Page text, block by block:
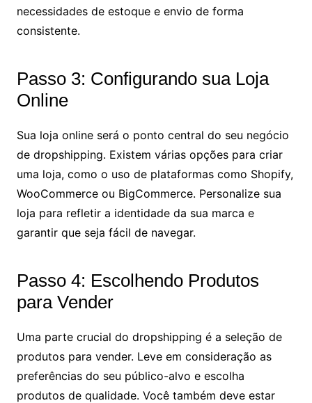
necessidades de estoque e envio de forma
consistente.
Passo 3: Configurando sua Loja
Online
Sua loja online será o ponto central do seu negócio
de dropshipping. Existem várias opções para criar
uma loja, como o uso de plataformas como Shopify,
WooCommerce ou BigCommerce. Personalize sua
loja para refletir a identidade da sua marca e
garantir que seja fácil de navegar.
Passo 4: Escolhendo Produtos
para Vender
Uma parte crucial do dropshipping é a seleção de
produtos para vender. Leve em consideração as
preferências do seu público-alvo e escolha
produtos de qualidade. Você também deve estar